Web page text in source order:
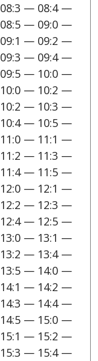
08:3 — 08:4 —
08:5 — 09:0 —
09:1 — 09:2 —
09:3 — 09:4 —
09:5 — 10:0 —
10:0 — 10:2 —
10:2 — 10:3 —
10:4 — 10:5 —
11:0 — 11:1 —
11:2 — 11:3 —
11:4 — 11:5 —
12:0 — 12:1 —
12:2 — 12:3 —
12:4 — 12:5 —
13:0 — 13:1 —
13:2 — 13:4 —
13:5 — 14:0 —
14:1 — 14:2 —
14:3 — 14:4 —
14:5 — 15:0 —
15:1 — 15:2 —
15:3 — 15:4 —